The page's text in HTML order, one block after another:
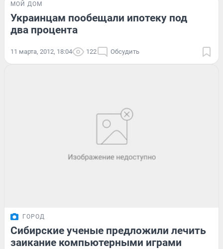
МОЙ ДОМ
Украинцам пообещали ипотеку под
два процента
11 марта, 2012, 18:04 122 Обсудить
ГОРОД
Сибирские ученые предложили лечить
заикание компьютерными играми